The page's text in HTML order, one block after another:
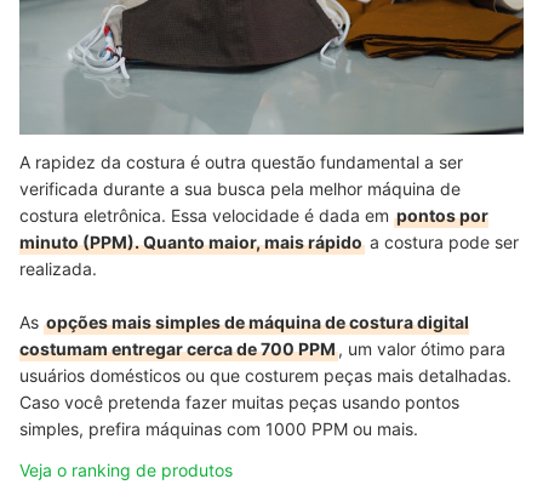
A rapidez da costura é outra questão fundamental a ser
verificada durante a sua busca pela melhor máquina de
costura eletrônica. Essa velocidade é dada em pontos por
minuto (PPM). Quanto maior, mais rápido a costura pode ser
realizada.
As opções mais simples de máquina de costura digital
costumam entregar cerca de 700 PPM, um valor ótimo para
usuários domésticos ou que costurem peças mais detalhadas.
Caso você pretenda fazer muitas peças usando pontos
simples, prefira máquinas com 1000 PPM ou mais.
Veja o ranking de produtos